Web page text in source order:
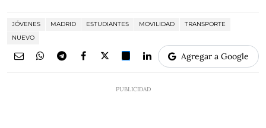
JÓVENES MADRID ESTUDIANTES MOVILIDAD
TRANSPORTE
NUEVO
Agregar a Google